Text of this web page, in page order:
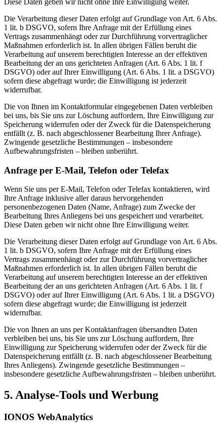
Diese Daten geben wir nicht ohne Ihre Einwilligung weiter.
Die Verarbeitung dieser Daten erfolgt auf Grundlage von Art. 6 Abs.
1 lit. b DSGVO, sofern Ihre Anfrage mit der Erfüllung eines
Vertrags zusammenhängt oder zur Durchführung vorvertraglicher
Maßnahmen erforderlich ist. In allen übrigen Fällen beruht die
Verarbeitung auf unserem berechtigten Interesse an der effektiven
Bearbeitung der an uns gerichteten Anfragen (Art. 6 Abs. 1 lit. f
DSGVO) oder auf Ihrer Einwilligung (Art. 6 Abs. 1 lit. a DSGVO)
sofern diese abgefragt wurde; die Einwilligung ist jederzeit
widerrufbar.
Die von Ihnen im Kontaktformular eingegebenen Daten verbleiben
bei uns, bis Sie uns zur Löschung auffordern, Ihre Einwilligung zur
Speicherung widerrufen oder der Zweck für die Datenspeicherung
entfällt (z. B. nach abgeschlossener Bearbeitung Ihrer Anfrage).
Zwingende gesetzliche Bestimmungen – insbesondere
Aufbewahrungsfristen – bleiben unberührt.
Anfrage per E-Mail, Telefon oder Telefax
Wenn Sie uns per E-Mail, Telefon oder Telefax kontaktieren, wird
Ihre Anfrage inklusive aller daraus hervorgehenden
personenbezogenen Daten (Name, Anfrage) zum Zwecke der
Bearbeitung Ihres Anliegens bei uns gespeichert und verarbeitet.
Diese Daten geben wir nicht ohne Ihre Einwilligung weiter.
Die Verarbeitung dieser Daten erfolgt auf Grundlage von Art. 6 Abs.
1 lit. b DSGVO, sofern Ihre Anfrage mit der Erfüllung eines
Vertrags zusammenhängt oder zur Durchführung vorvertraglicher
Maßnahmen erforderlich ist. In allen übrigen Fällen beruht die
Verarbeitung auf unserem berechtigten Interesse an der effektiven
Bearbeitung der an uns gerichteten Anfragen (Art. 6 Abs. 1 lit. f
DSGVO) oder auf Ihrer Einwilligung (Art. 6 Abs. 1 lit. a DSGVO)
sofern diese abgefragt wurde; die Einwilligung ist jederzeit
widerrufbar.
Die von Ihnen an uns per Kontaktanfragen übersandten Daten
verbleiben bei uns, bis Sie uns zur Löschung auffordern, Ihre
Einwilligung zur Speicherung widerrufen oder der Zweck für die
Datenspeicherung entfällt (z. B. nach abgeschlossener Bearbeitung
Ihres Anliegens). Zwingende gesetzliche Bestimmungen –
insbesondere gesetzliche Aufbewahrungsfristen – bleiben unberührt.
5. Analyse-Tools und Werbung
IONOS WebAnalytics